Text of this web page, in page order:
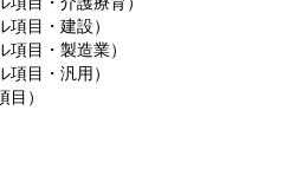
目・建設）
目・製造業）
目・汎用）
）